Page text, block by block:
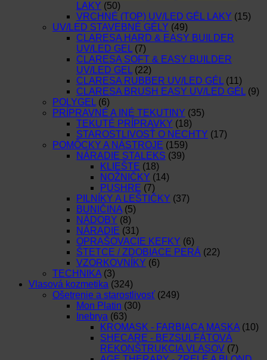
LAKY (50)
VRCHNÉ (TOP) UV/LED GÉL LAKY (15)
UV/LED STAVEBNÉ GÉLY (49)
CLARESA HARD & EASY BUILDER
UV/LED GEL (7)
CLARESA SOFT & EASY BUILDER
UV/LED GEL (22)
CLARESA RUBBER UV/LED GÉL (11)
CLARESA BRUSH EASY UV/LED GÉL (9)
POLYGEL (6)
PRÍPRAVNÉ A INÉ TEKUTINY (35)
TEKUTÉ PRÍPRAVKY (18)
STAROSTLIVOSŤ O NECHTY (17)
POMÔCKY A NÁSTROJE (159)
NÁRADIE STALEKS (39)
KLIEŠTE (18)
NOŽNIČKY (14)
PUSHRE (7)
PILNÍKY A LEŠTIČKY (37)
BUNIČINA (5)
NÁDOBY (8)
NÁRADIE (31)
OPRAŠOVACIE KEFKY (6)
ŠTETCE / ZDOBIACE PERÁ (22)
VZORKOVNÍKY (6)
TECHNIKA (3)
Vlasová kozmetika (324)
Ošetrenie a starostlivosť (249)
Mon Platin (30)
Inebrya (63)
KROMASK - FARBIACA MASKA (10)
SHECARE - BEZSULFÁTOVÁ
REKONŠTRUKCIA VLASOV (7)